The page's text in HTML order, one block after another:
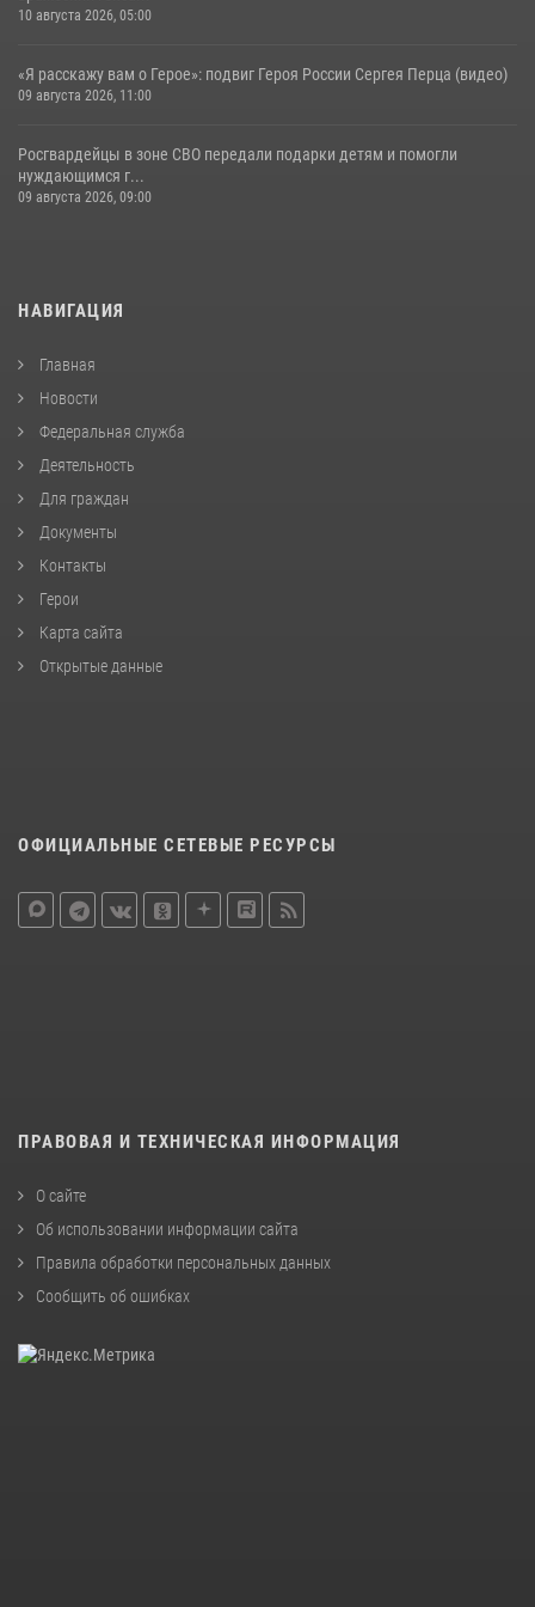
10 августа 2026, 05:00
«Я расскажу вам о Герое»: подвиг Героя России Сергея Перца (видео)
09 августа 2026, 11:00
Росгвардейцы в зоне СВО передали подарки детям и помогли
нуждающимся г...
09 августа 2026, 09:00
НАВИГАЦИЯ
Главная
Новости
Федеральная служба
Деятельность
Для граждан
Документы
Контакты
Герои
Карта сайта
Открытые данные
ОФИЦИАЛЬНЫЕ СЕТЕВЫЕ РЕСУРСЫ
ПРАВОВАЯ И ТЕХНИЧЕСКАЯ ИНФОРМАЦИЯ
О сайте
Об использовании информации сайта
Правила обработки персональных данных
Сообщить об ошибках